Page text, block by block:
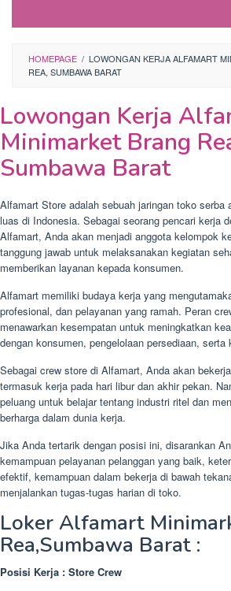
HOMEPAGE / LOWONGAN KERJA ALFAMART
REA, SUMBAWA BARAT
Lowongan Kerja
Minimarket Brang
Sumbawa Barat
Alfamart Store adalah sebuah jaringan toko serba
luas di Indonesia. Sebagai seorang pencari kerja
Alfamart, Anda akan menjadi anggota kelompok
tanggung jawab untuk melaksanakan kegiatan
memberikan layanan kepada konsumen.
Alfamart memiliki budaya kerja yang
profesional, dan pelayanan yang ramah. Peran
menawarkan kesempatan untuk meningkatkan
dengan konsumen, pengelolaan persediaan, serta
Sebagai crew store di Alfamart, Anda akan
termasuk kerja pada hari libur dan akhir pekan.
peluang untuk belajar tentang industri ritel dan
berharga dalam dunia kerja.
Jika Anda tertarik dengan posisi ini, disarankan
kemampuan pelayanan pelanggan yang baik,
efektif, kemampuan dalam bekerja di bawah
menjalankan tugas-tugas harian di toko.
Loker Alfamart
Rea,Sumbawa Barat :
Posisi Kerja : Store Crew